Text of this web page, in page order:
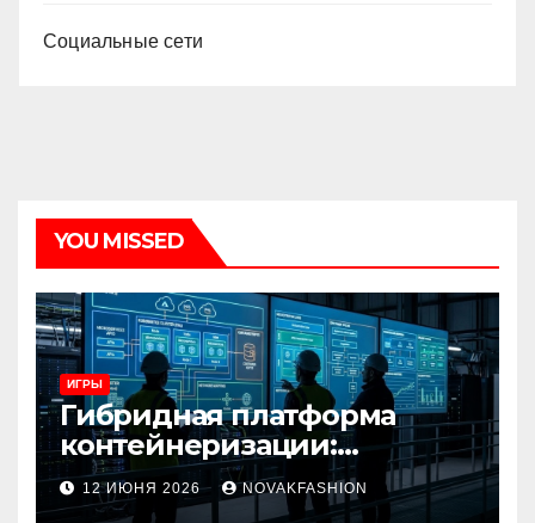
Социальные сети
YOU MISSED
ИГРЫ
Гибридная платформа
контейнеризации:
архитектура, особенности
и сценарии использования
12 ИЮНЯ 2026 NOVAKFASHION